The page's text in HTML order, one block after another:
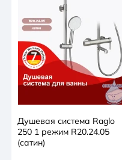
Душевая система Raglo
250 1 режим R20.24.05
(сатин)